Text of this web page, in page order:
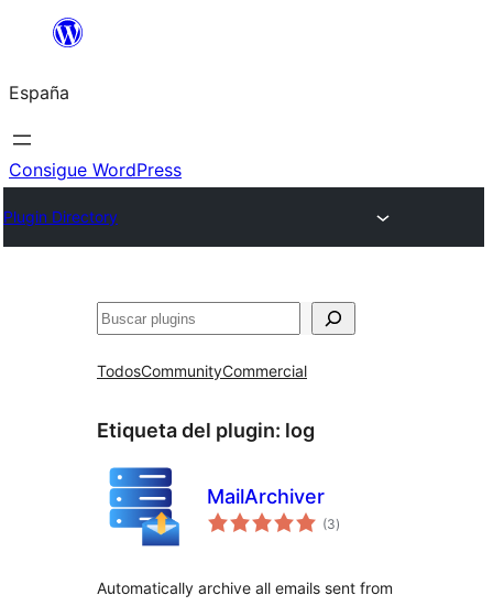
Saltar
contenido
España
Consigue WordPress
Plugin Directory
Buscar
TodosCommunityCommercial
Etiqueta del plugin: log
MailArchiver
(3valoraciones
en
)
Automatically archive all emails sent from